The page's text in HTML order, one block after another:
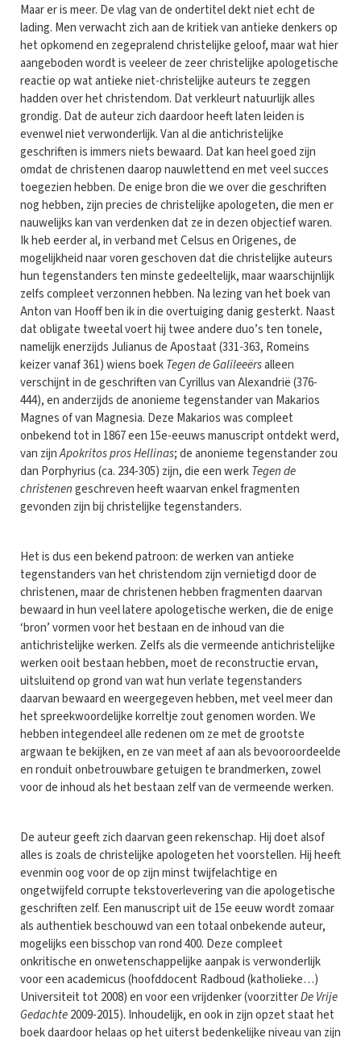
Maar er is meer. De vlag van de ondertitel dekt niet echt de
lading. Men verwacht zich aan de kritiek van antieke denkers op
het opkomend en zegepralend christelijke geloof, maar wat hier
aangeboden wordt is veeleer de zeer christelijke apologetische
reactie op wat antieke niet-christelijke auteurs te zeggen
hadden over het christendom. Dat verkleurt natuurlijk alles
grondig. Dat de auteur zich daardoor heeft laten leiden is
evenwel niet verwonderlijk. Van al die antichristelijke
geschriften is immers niets bewaard. Dat kan heel goed zijn
omdat de christenen daarop nauwlettend en met veel succes
toegezien hebben. De enige bron die we over die geschriften
nog hebben, zijn precies de christelijke apologeten, die men er
nauwelijks kan van verdenken dat ze in dezen objectief waren.
Ik heb eerder al, in verband met Celsus en Origenes, de
mogelijkheid naar voren geschoven dat die christelijke auteurs
hun tegenstanders ten minste gedeeltelijk, maar waarschijnlijk
zelfs compleet verzonnen hebben. Na lezing van het boek van
Anton van Hooff ben ik in die overtuiging danig gesterkt. Naast
dat obligate tweetal voert hij twee andere duo’s ten tonele,
namelijk enerzijds Julianus de Apostaat (331-363, Romeins
keizer vanaf 361) wiens boekTegen de Galileeërsalleen
verschijnt in de geschriften van Cyrillus van Alexandrië (376-
444), en anderzijds de anonieme tegenstander van Makarios
Magnes of van Magnesia. Deze Makarios was compleet
onbekend tot in 1867 een 15e-eeuws manuscript ontdekt werd,
van zijnApokritos pros Hellinas; de anonieme tegenstander zou
dan Porphyrius (ca. 234-305) zijn, die een werkTegen de
christenengeschreven heeft waarvan enkel fragmenten
gevonden zijn bij christelijke tegenstanders.
Het is dus een bekend patroon: de werken van antieke
tegenstanders van het christendom zijn vernietigd door de
christenen, maar de christenen hebben fragmenten daarvan
bewaard in hun veel latere apologetische werken, die de enige
‘bron’ vormen voor het bestaan en de inhoud van die
antichristelijke werken. Zelfs als die vermeende antichristelijke
werken ooit bestaan hebben, moet de reconstructie ervan,
uitsluitend op grond van wat hun verlate tegenstanders
daarvan bewaard en weergegeven hebben, met veel meer dan
het spreekwoordelijke korreltje zout genomen worden. We
hebben integendeel alle redenen om ze met de grootste
argwaan te bekijken, en ze van meet af aan als bevooroordeelde
en ronduit onbetrouwbare getuigen te brandmerken, zowel
voor de inhoud als het bestaan zelf van de vermeende werken.
De auteur geeft zich daarvan geen rekenschap. Hij doet alsof
alles is zoals de christelijke apologeten het voorstellen. Hij heeft
evenmin oog voor de op zijn minst twijfelachtige en
ongetwijfeld corrupte tekstoverlevering van die apologetische
geschriften zelf. Een manuscript uit de 15e eeuw wordt zomaar
als authentiek beschouwd van een totaal onbekende auteur,
mogelijks een bisschop van rond 400. Deze compleet
onkritische en onwetenschappelijke aanpak is verwonderlijk
voor een academicus (hoofddocent Radboud (katholieke…)
Universiteit tot 2008) en voor een vrijdenker (voorzitterDe Vrije
Gedachte2009-2015). Inhoudelijk, en ook in zijn opzet staat het
boek daardoor helaas op het uiterst bedenkelijke niveau van zijn